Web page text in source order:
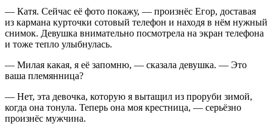
— Катя. Сейчас её фото покажу, — произнёс Егор, доставая
из кармана курточки сотовый телефон и находя в нём нужный
снимок. Девушка внимательно посмотрела на экран телефона
и тоже тепло улыбнулась.
— Милая какая, я её запомню, — сказала девушка. — Это
ваша племянница?
— Нет, эта девочка, которую я вытащил из проруби зимой,
когда она тонула. Теперь она моя крестница, — серьёзно
произнёс мужчина.